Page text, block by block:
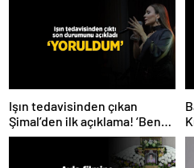
Işın tedavisinden çıkan
Şimal’den ilk açıklama! ‘Ben
çok yoruldum’